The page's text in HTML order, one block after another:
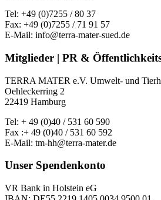
Tel: +49 (0)7255 / 80 37
Fax: +49 (0)7255 / 71 91 57
E-Mail: info@terra-mater-sued.de
Mitglieder | PR &
TERRA MATER e.V. Umwelt- und
Oehleckerring 2
22419 Hamburg
Tel: + 49 (0)40 / 531 60 590
Fax :+ 49 (0)40 / 531 60 592
E-Mail: tm-hh@terra-mater.de
Unser Spendenkonto
VR Bank in Holstein eG